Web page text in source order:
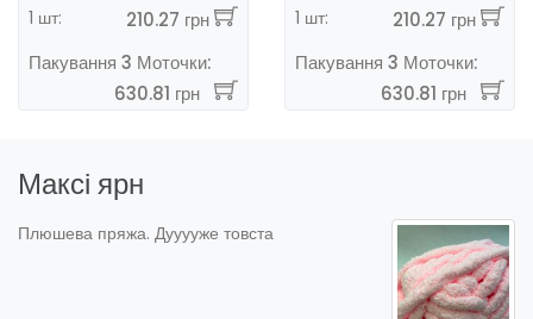
1 шт:
210.27 грн
Пакування 3 Моточки:
630.81 грн
1 шт:
210.27 грн
Пакування 3 Моточки:
630.81 грн
Максі ярн
Плюшева пряжа. Дууууже товста